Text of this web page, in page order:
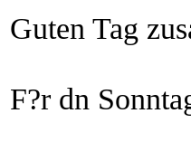
Guten Tag
F?r dn